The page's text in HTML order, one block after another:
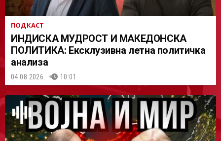
ПОДКАСТ
ИНДИСКА МУДРОСТ И МАКЕДОНСКА
ПОЛИТИКА: Ексклузивна летна политичка
анализа
04.08.2026. 10:01